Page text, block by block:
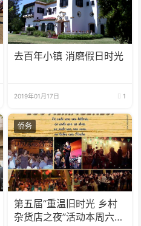
去百年小镇 消磨假日时光
2019年01月17日 1
侨务
第五届“重温旧时光 乡村
杂货店之夜”活动本周六拉